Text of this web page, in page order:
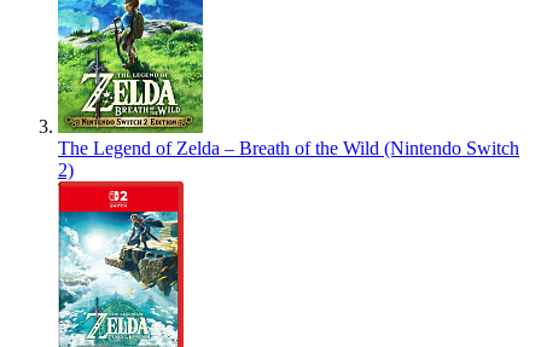
The Legend of Zelda – Breath of the Wild (Nintendo Switch
2)